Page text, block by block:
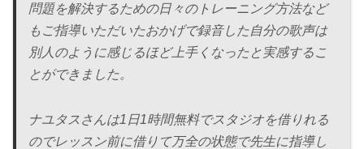
問題を解決するための日々のトレーニング方法など
もご指導いただいたおかげで録音した自分の歌声は
別人のように感じるほど上手くなったと実感するこ
とができました。
ナユタスさんは1日1時間無料でスタジオを借りれる
のでレッスン前に借りて万全の状態で先生に指導し